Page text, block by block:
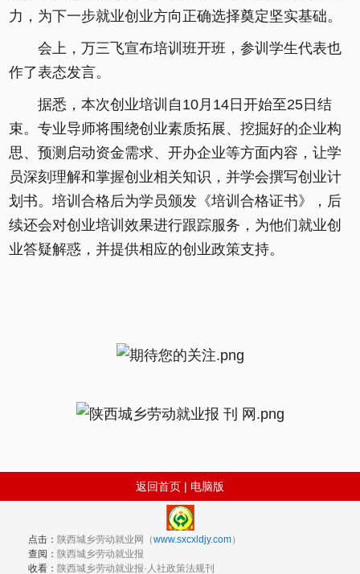
力，为下一步就业创业方向正确选择奠定坚实基础。
会上，万三飞宣布培训班开班，参训学生代表也
作了表态发言。
据悉，本次创业培训自10月14日开始至25日结
束。专业导师将围绕创业素质拓展、挖掘好的企业构
思、预测启动资金需求、开办企业等方面内容，让学
员深刻理解和掌握创业相关知识，并学会撰写创业计
划书。培训合格后为学员颁发《培训合格证书》，后
续还会对创业培训效果进行跟踪服务，为他们就业创
业答疑解惑，并提供相应的创业政策支持。
返回首页 | 电脑版
点击： 陕西城乡劳动就业网（www.sxcxldjy.com）
查阅： 陕西城乡劳动就业报
收看： 陕西城乡劳动就业报·人社政策法规刊